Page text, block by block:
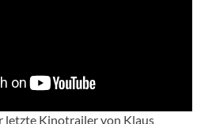
letzte Kinotrailer von Klaus